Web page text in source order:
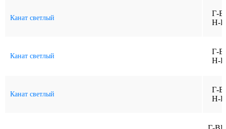
Канат светлый
Г-
Н-
Канат светлый
Г-
Н-
Канат светлый
Г-
Н-